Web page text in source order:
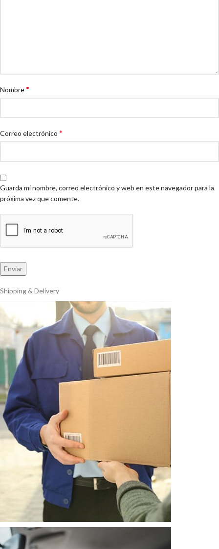
Nombre*
Correo electrónico *
Guarda mi nombre, correo electrónico y web en este navegador para la
próxima vez que comente.
Shipping & Delivery